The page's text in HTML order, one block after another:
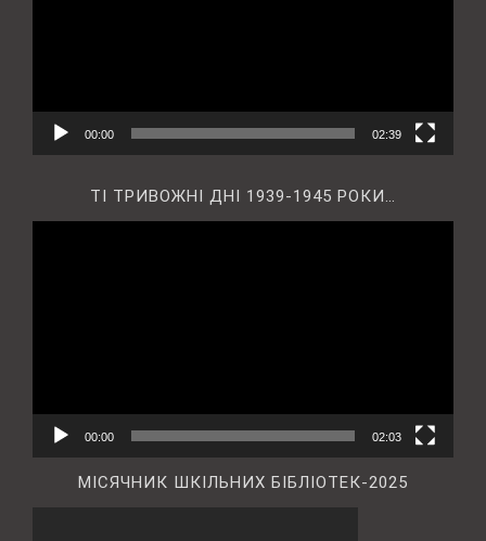
00:00 02:39
ТІ ТРИВОЖНІ ДНІ 1939-1945 РОКИ…
00:00 02:03
МІСЯЧНИК ШКІЛЬНИХ БІБЛІОТЕК-2025